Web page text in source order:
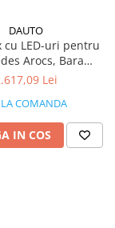
DAUTO
cu LED-uri pentru
Arocs, Bara
Lei
LA COMANDA
IN COS